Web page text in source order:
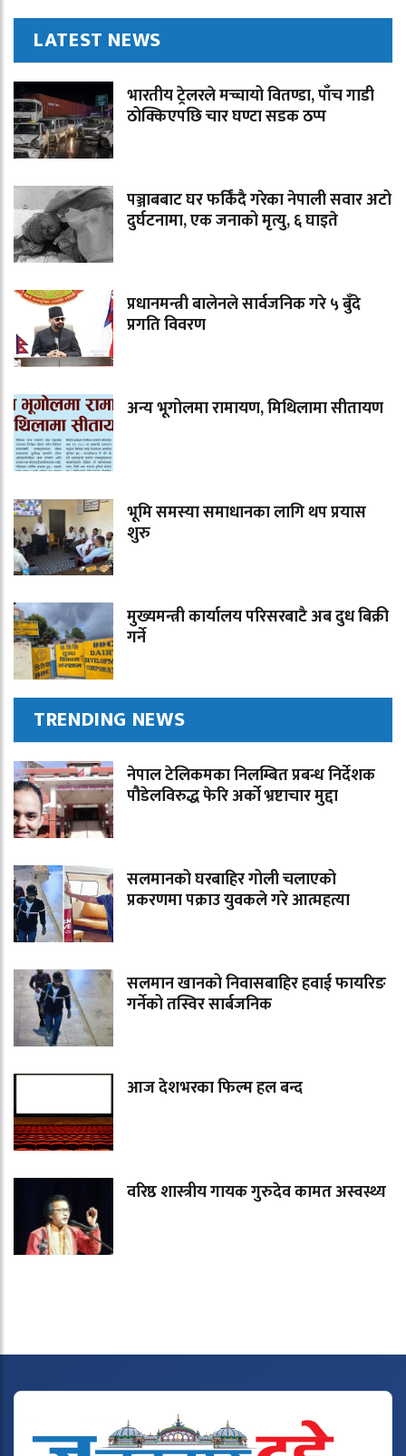
LATEST NEWS
भारतीय ट्रेलरले मच्चायो वितण्डा, पाँच गाडी
ठोक्किएपछि चार घण्टा सडक ठप्प
पञ्जाबबाट घर फर्किंदै गरेका नेपाली सवार अटो
दुर्घटनामा, एक जनाको मृत्यु, ६ घाइते
प्रधानमन्त्री बालेनले सार्वजनिक गरे ५ बुँदे
प्रगति विवरण
अन्य भूगोलमा रामायण, मिथिलामा सीतायण
भूमि समस्या समाधानका लागि थप प्रयास
शुरु
मुख्यमन्त्री कार्यालय परिसरबाटै अब दुध बिक्री
गर्ने
TRENDING NEWS
नेपाल टेलिकमका निलम्बित प्रबन्ध निर्देशक
पौडेलविरुद्ध फेरि अर्को भ्रष्टाचार मुद्दा
सलमानको घरबाहिर गोली चलाएको
प्रकरणमा पक्राउ युवकले गरे आत्महत्या
सलमान खानको निवासबाहिर हवाई फायरिङ
गर्नेको तस्विर सार्बजनिक
आज देशभरका फिल्म हल बन्द
वरिष्ठ शास्त्रीय गायक गुरुदेव कामत अस्वस्थ्य